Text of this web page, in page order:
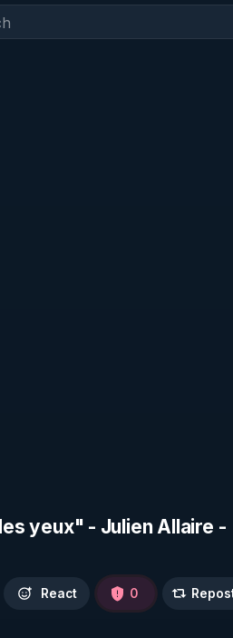
yeux" - Julien Allaire -
React 0